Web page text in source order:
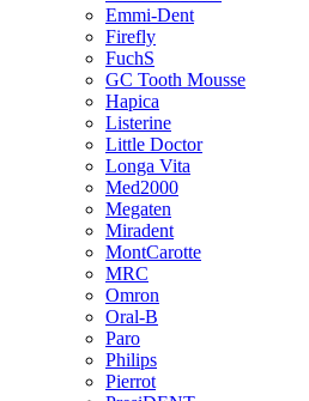
Emmi-Dent
Firefly
FuchS
GC Tooth Mousse
Hapica
Listerine
Little Doctor
Longa Vita
Med2000
Megaten
Miradent
MontCarotte
MRC
Omron
Oral-B
Paro
Philips
Pierrot